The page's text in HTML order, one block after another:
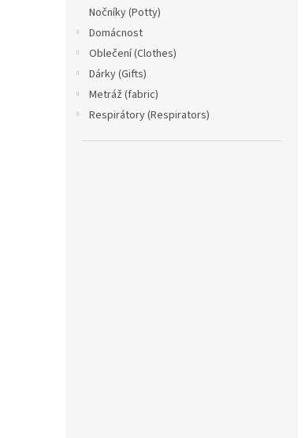
Nočníky (Potty)
Domácnost
Oblečení (Clothes)
Dárky (Gifts)
Metráž (fabric)
Respirátory (Respirators)